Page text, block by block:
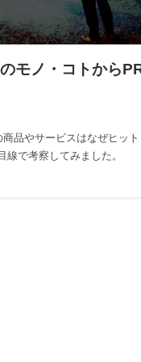
モノ・コトから
品やサービスはなぜヒッ
線で考察してみました。